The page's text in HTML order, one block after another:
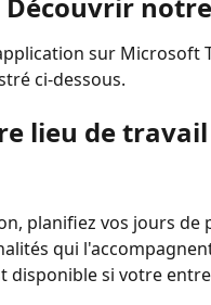
sur Microsoft
ci-dessous.
lieu de travail
planifiez vos jours de
qui
disponible si votre